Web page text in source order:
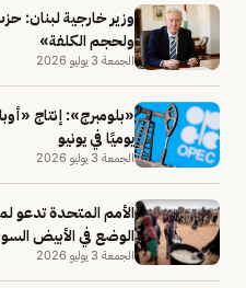
وزير خارجية لبنان:
ولحجم الكلفة»
الجمعة 3 يوليو 2026
يوميًا في يونيو
الجمعة 3 يوليو 2026
الأمم المتحدة
الوضع في الأبيض
الجمعة 3 يوليو 2026